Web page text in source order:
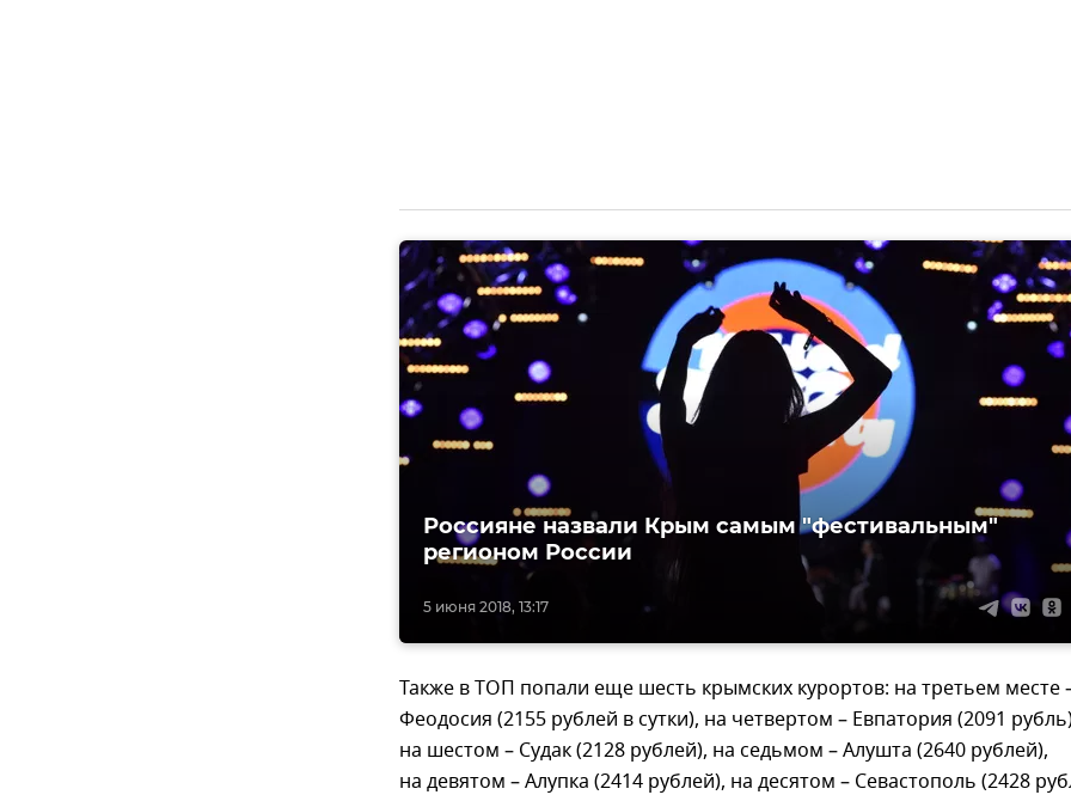
5 июня 2018, 13:17
Россияне назвали Крым самым "фестивальным"
регионом России
Также в ТОП попали еще шесть крымских курортов: на третьем месте
Феодосия (2155 рублей в сутки), на четвертом – Евпатория (2091
на шестом – Судак (2128 рублей), на седьмом – Алушта (2640 рублей),
на девятом – Алупка (2414 рублей), на десятом – Севастополь (2428